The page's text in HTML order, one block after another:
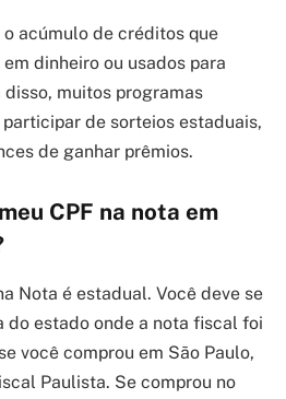
acúmulo de créditos que
dinheiro ou usados para
muitos programas
de sorteios estaduais,
de ganhar prêmios.
CPF na nota em
Nota é estadual. Você deve se
do estado onde a nota fiscal foi
você comprou em São Paulo,
Paulista. Se comprou no